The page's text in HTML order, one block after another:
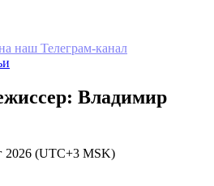
наш Телеграм-канал
Владимир
2026 (UTC+3 MSK)